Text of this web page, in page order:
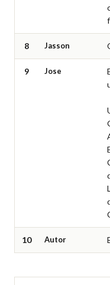
8 Jasson
9 Jose
10 Autor